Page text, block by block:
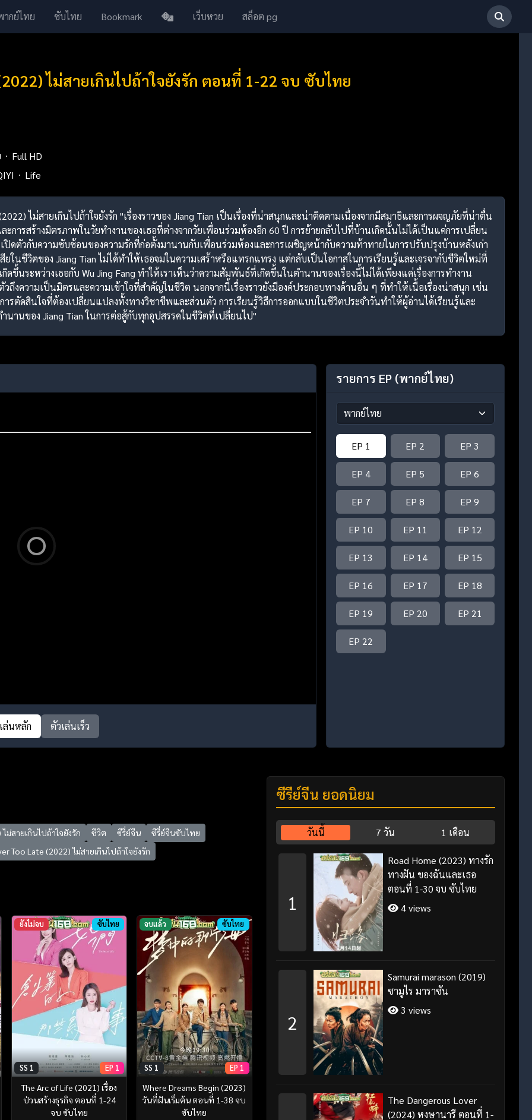
ากย์ไทย ซับไทย Bookmark เว็บหวย สล็อต pg
ไม่สายเกินไปถ้าใจยังรัก ตอนที่ 1-22 จบ ซับไทย
Full HD
Life
ไม่สายเกินไปถ้าใจยังรัก "เรื่องราวของ Jiang Tian เป็นเรื่องที่น่าสนุกและน่าติดตามเนื่องจากมีสมาธิและการผจญภัยที่น่าตื่น
ะการสร้างมิตรภาพในวัยทำงานของเธอที่ต่างจากวัยเพื่อนร่วมห้องอีก 60 ปี การย้ายกลับไปที่บ้านเกิดนั้นไม่ได้เป็นแค่การเปลี่ยน
ปิดตัวกับความซับซ้อนของความรักที่ก่อตั้งมานานกับเพื่อนร่วมห้องและการเผชิญหน้ากับความท้าทายในการปรับปรุงบ้านหลังเก่า
ในชีวิตของ Jiang Tian ไม่ได้ทำให้เธอจมในความเศร้าหรือแทรกแทรง แต่กลับเป็นโอกาสในการเรียนรู้และเจรจากับชีวิตใหม่ที่
ดขึ้นระหว่างเธอกับ Wu Jing Fang ทำให้เราเห็นว่าความสัมพันธ์ที่เกิดขึ้นในตำนานของเรื่องนี้ไม่ได้เพียงแค่เรื่องการทำงาน
ถึงความเป็นมิตรและความเข้าใจที่สำคัญในชีวิต นอกจากนี้เรื่องราวยังมีองค์ประกอบทางด้านอื่น ๆ ที่ทำให้เนื้อเรื่องน่าสนุก เช่น
ารตัดสินใจที่ต้องเปลี่ยนแปลงทั้งทางวิชาชีพและส่วนตัว การเรียนรู้วิธีการออกแบบในชีวิตประจำวันทำให้ผู้อ่านได้เรียนรู้และ
านของ Jiang Tian ในการต่อสู้กับทุกอุปสรรคในชีวิตที่เปลี่ยนไป"
ล่นหลัก ตัวเล่นเร็ว
รายการ EP (พากย์ไทย)
EP 1 EP 2 EP 3
EP 4 EP 5 EP 6
EP 7 EP 8 EP 9
EP 10 EP 11 EP 12
EP 13 EP 14 EP 15
EP 16 EP 17 EP 18
EP 19 EP 20 EP 21
EP 22
ม่สายเกินไปถ้าใจยังรัก ชีวิต ซีรี่ย์จีน
ซีรี่ย์จีนซับไทย
Too Late (2022) ไม่สายเกินไปถ้าใจยังรัก
ยังไม่จบ ซับไทย
SS 1 EP 1
The Arc of Life (2021) เรื่อง
ป่วนสร้างธุรกิจ ตอนที่ 1-24
จบ ซับไทย
จบแล้ว ซับไทย
SS 1 EP 1
Where Dreams Begin (2023)
วันที่ฝันเริ่มต้น ตอนที่ 1-38 จบ
ซับไทย
ซีรี่ย์จีน ยอดนิยม
วันนี้ 7 วัน 1 เดือน
1
Road Home (2023) ทางรัก
ทางฝัน ของฉันและเธอ
ตอนที่ 1-30 จบ ซับไทย
4 views
2
Samurai marason (2019)
ซามูไร มาราซัน
3 views
The Dangerous Lover
(2024) หงษานารี ตอนที่ 1-